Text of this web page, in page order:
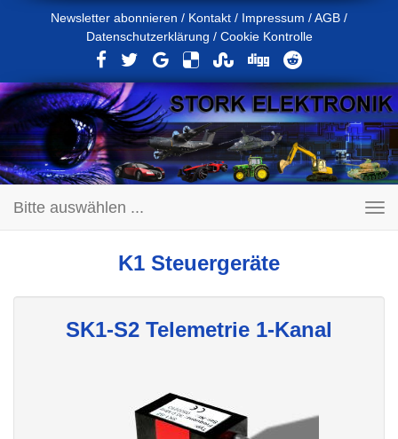
Newsletter abonnieren / Kontakt / Impressum /AGB /
Datenschutzerklärung / Cookie Kontrolle
Bitte auswählen ...
K1 Steuergeräte
SK1-S2 Telemetrie 1-Kanal